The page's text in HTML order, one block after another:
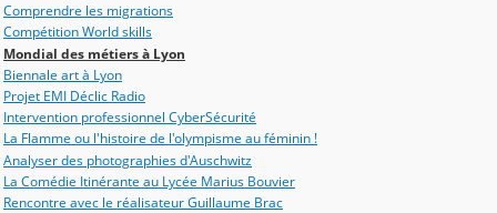
Comprendre les migrations
Compétition World skills
Mondial des métiers à Lyon
Biennale art à Lyon
Projet EMI Déclic Radio
Intervention professionnel CyberSécurité
La Flamme ou l'histoire de l'olympisme au féminin !
Analyser des photographies d'Auschwitz
La Comédie Itinérante au Lycée Marius Bouvier
Rencontre avec le réalisateur Guillaume Brac